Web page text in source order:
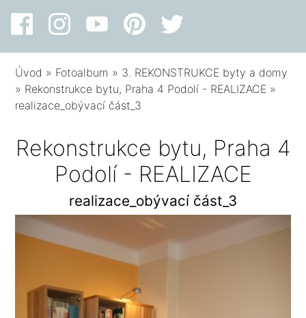
Úvod » Fotoalbum » 3. REKONSTRUKCE byty a domy
» Rekonstrukce bytu, Praha 4 Podolí - REALIZACE »
realizace_obývací část_3
Rekonstrukce bytu, Praha 4
Podolí - REALIZACE
realizace_obývací část_3